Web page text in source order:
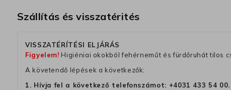
Szállítás és visszatérités
VISSZATÉRÍTÉSI ELJÁRÁS
Figyelem! Higiéniai okokból fehérneműt és fürdőruhát tilos
A követendő lépések a következők:
1. Hívja fel a következő telefonszámot: +4031 433 54 00.